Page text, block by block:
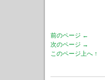
前のページ ←
次のページ →
このページ上へ ↑